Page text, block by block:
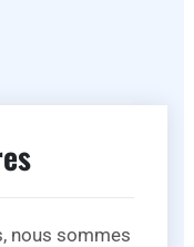
nous sommes